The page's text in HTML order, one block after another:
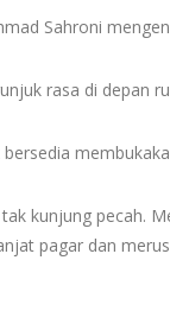
Sahroni
rasa di depan
kunjung pecah.
pagar dan